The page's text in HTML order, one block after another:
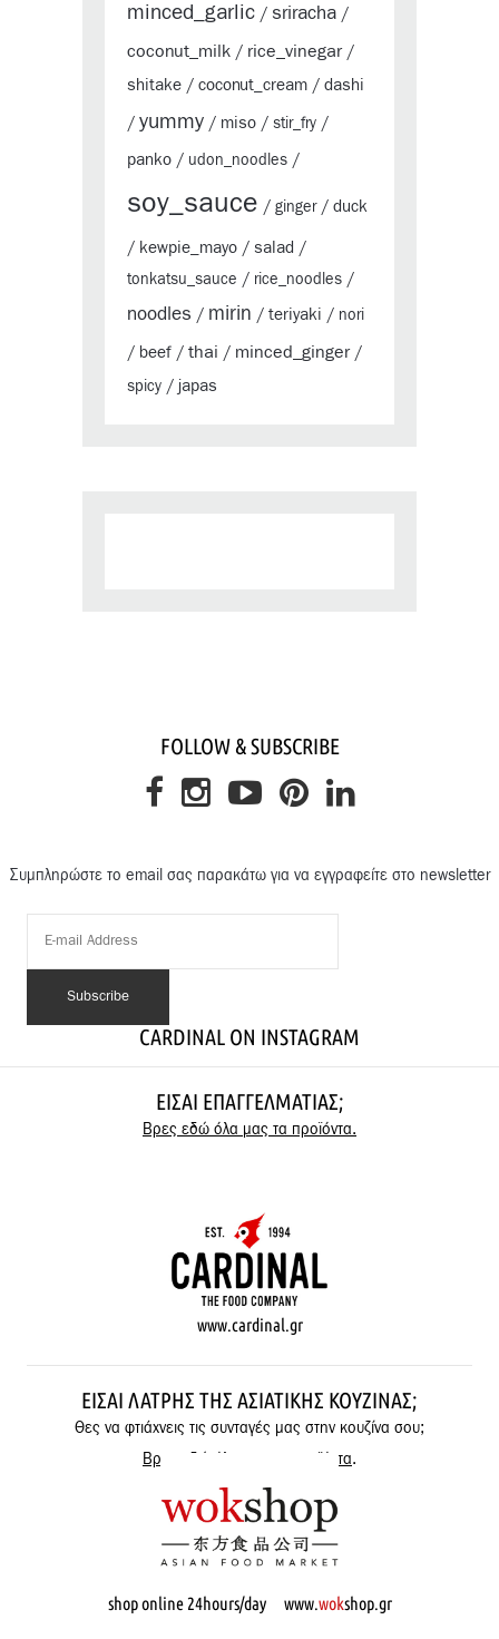
minced_garlic / sriracha /
coconut_milk / rice_vinegar/
shitake / coconut_cream / dashi
/ yummy / miso / stir_fry /
panko / udon_noodles /
soy_sauce / ginger/ duck
/ kewpie_mayo / salad /
tonkatsu_sauce / rice_noodles /
noodles / mirin / teriyaki / nori
/ beef / thai / minced_ginger/
spicy / japas
FOLLOW & SUBSCRIBE
Συμπληρώστε το email σας παρακάτω για να εγγραφείτε στο newsletter
CARDINAL ON INSTAGRAM
ΕΊΣΑΙ ΕΠΑΓΓΕΛΜΑΤΊΑΣ;
Βρες εδώ όλα μας τα προϊόντα.
www.cardinal.gr
ΕΊΣΑΙ ΛΆΤΡΗΣ ΤΗΣ ΑΣΙΑΤΙΚΉΣ ΚΟΥΖΊΝΑΣ;
Θες να φτιάχνεις τις συνταγές μας στην κουζίνα σου;
Βρες εδώ όλα μας τα προϊόντα.
shop online 24hours/day www.wokshop.gr